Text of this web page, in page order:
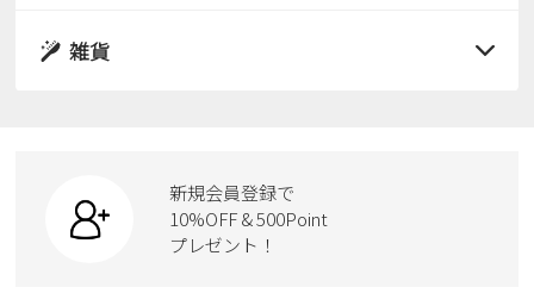
スニーカー
カジュアルシューズ
ワークシューズ
ローファー
サンダル
スクール
ボディバッグ
ハンドバッグ
雑貨
ケア用品
新規会員登録で
10%OFF & 500Point
プレゼント！